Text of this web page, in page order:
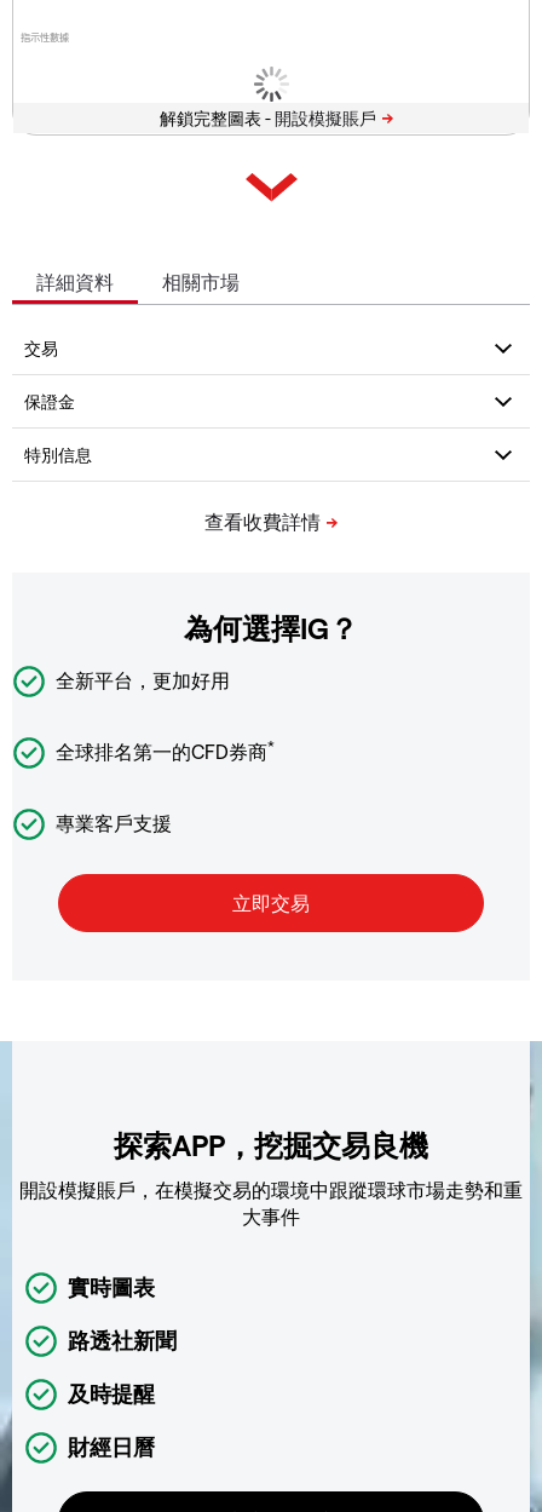
指示性數據
解鎖完整圖表 -
詳細資料 相關市場
為何選擇IG？
全新平台，更加好用
全球排名第一的CFD券商*
專業客戶支援
探索APP，挖掘交易良機
開設模擬賬戶，在模擬交易的環境中跟蹤環球市場走勢和重
大事件
實時圖表
路透社新聞
及時提醒
財經日曆